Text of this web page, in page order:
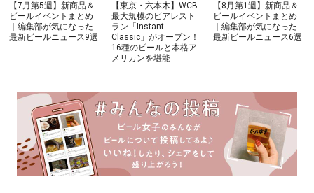
【7月第5週】新商品＆
ビールイベントまとめ
｜編集部が気になった
最新ビールニュース9選
【東京・六本木】WCB
最大規模のビアレスト
ラン「Instant
Classic」がオープン！
16種のビールと本格ア
メリカンを堪能
【8月第1週】新商品＆
ビールイベントまとめ
｜編集部が気になった
最新ビールニュース6選